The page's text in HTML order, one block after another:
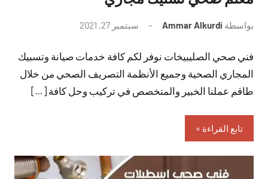
بواسطة Ammar Alkurdi سبتمبر 27, 2021
تعليقات
فني صحي الصليبيخات نوفر لكم كافة خدمات صيانة وتسبيك
المجاري الصحية وجميع الأنظمة التصريف الصحي من خلال
طاقم عملنا الخبير والمتخصص في تركيب وحل كافة […]
تابع القراءة